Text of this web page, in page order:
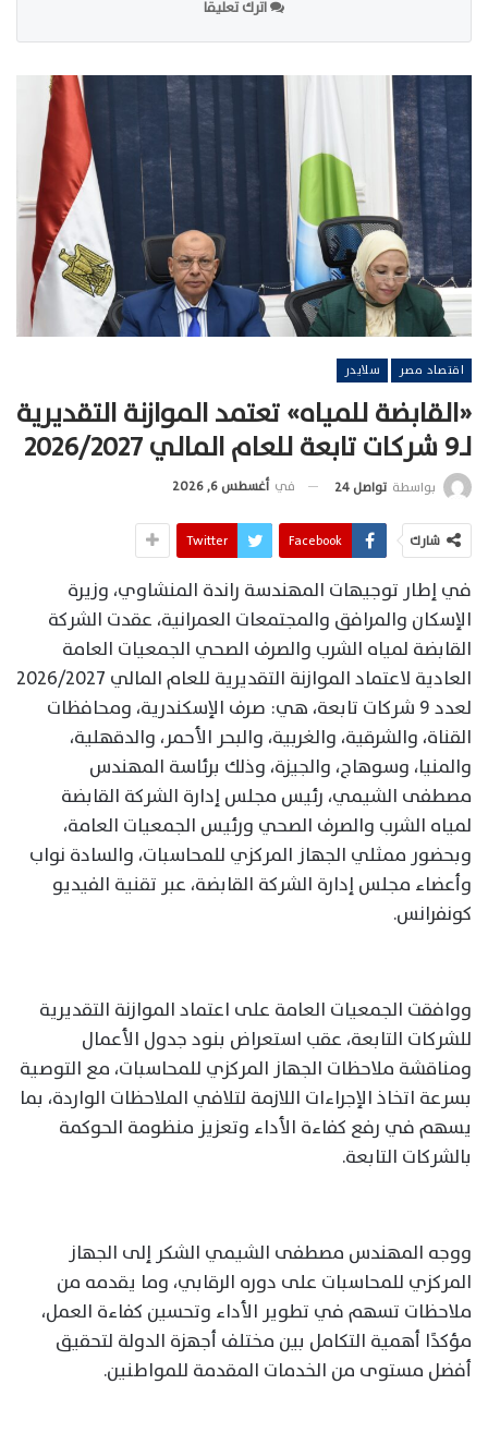
اترك تعليقا
اقتصاد مصر سلايدر
«القابضة للمياه» تعتمد الموازنة التقديرية
لـ9 شركات تابعة للعام المالي 2026/2027
بواسطة تواصل 24 في أغسطس 6, 2026
شارك Facebook
Twitter
في إطار توجيهات المهندسة راندة المنشاوي، وزيرة
الإسكان والمرافق والمجتمعات العمرانية، عقدت الشركة
القابضة لمياه الشرب والصرف الصحي الجمعيات العامة
العادية لاعتماد الموازنة التقديرية للعام المالي 2026/2027
لعدد 9 شركات تابعة، هي: صرف الإسكندرية، ومحافظات
القناة، والشرقية، والغربية، والبحر الأحمر، والدقهلية،
والمنيا، وسوهاج، والجيزة، وذلك برئاسة المهندس
مصطفى الشيمي، رئيس مجلس إدارة الشركة القابضة
لمياه الشرب والصرف الصحي ورئيس الجمعيات العامة،
وبحضور ممثلي الجهاز المركزي للمحاسبات، والسادة نواب
وأعضاء مجلس إدارة الشركة القابضة، عبر تقنية الفيديو
كونفرانس.
ووافقت الجمعيات العامة على اعتماد الموازنة التقديرية
للشركات التابعة، عقب استعراض بنود جدول الأعمال
ومناقشة ملاحظات الجهاز المركزي للمحاسبات، مع التوصية
بسرعة اتخاذ الإجراءات اللازمة لتلافي الملاحظات الواردة، بما
يسهم في رفع كفاءة الأداء وتعزيز منظومة الحوكمة
بالشركات التابعة.
ووجه المهندس مصطفى الشيمي الشكر إلى الجهاز
المركزي للمحاسبات على دوره الرقابي، وما يقدمه من
ملاحظات تسهم في تطوير الأداء وتحسين كفاءة العمل،
مؤكدًا أهمية التكامل بين مختلف أجهزة الدولة لتحقيق
أفضل مستوى من الخدمات المقدمة للمواطنين.